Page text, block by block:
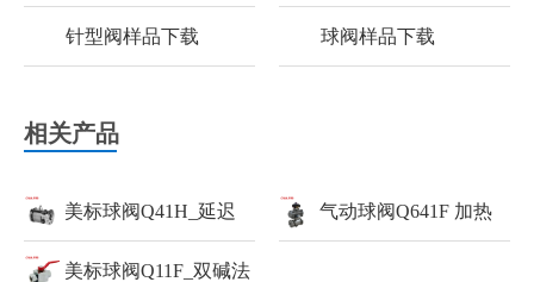
针型阀样品下载 球阀样品下载
相关产品
美标球阀Q41H_延迟
焦化装置_球阀
气动球阀Q641F 加热
美标球阀Q11F_双碱法